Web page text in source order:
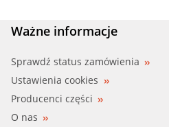
Ważne informacje
Sprawdź status zamówienia
Ustawienia cookies
Producenci części
O nas